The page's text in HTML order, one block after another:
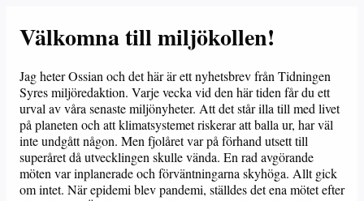
Välkomna till miljökollen!
Jag heter Ossian och det här är ett nyhetsbrev från Tidningen
Syres miljöredaktion. Varje vecka vid den här tiden får du ett
urval av våra senaste miljönyheter. Att det står illa till med livet
på planeten och att klimatsystemet riskerar att balla ur, har väl
inte undgått någon. Men fjolåret var på förhand utsett till
superåret då utvecklingen skulle vända. En rad avgörande
möten var inplanerade och förväntningarna skyhöga. Allt gick
om intet. När epidemi blev pandemi, ställdes det ena mötet efter